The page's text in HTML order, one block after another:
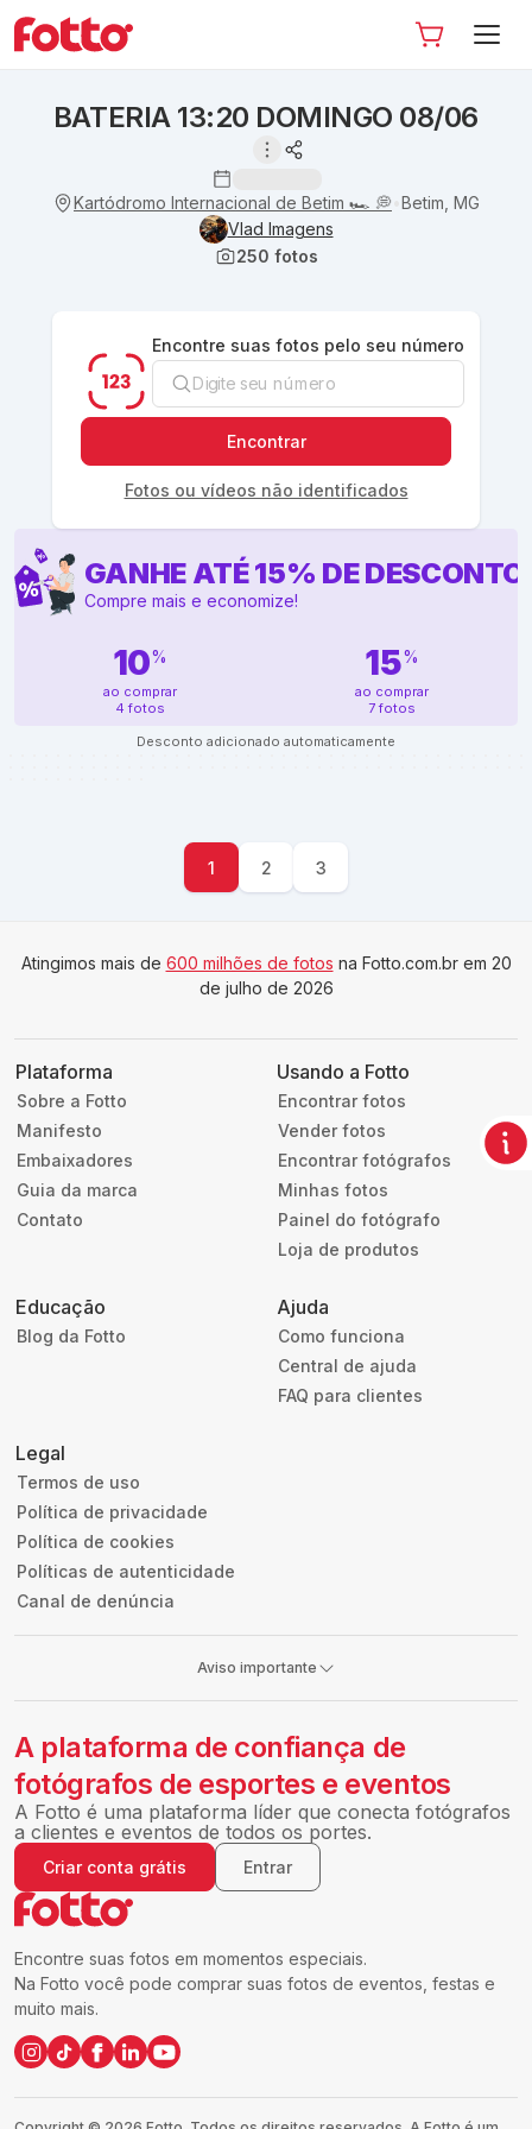
BATERIA 13:20 DOMINGO 08/06
Kartódromo Internacional de Betim 🏎 💭 Betim, MG
Vlad Imagens
250 fotos
Encontre suas fotos pelo seu número
Encontrar
Fotos ou vídeos não identificados
GANHE ATÉ15% DE DESCONTO
Compre mais e economize!
10%
ao comprar
4 fotos
15%
ao comprar
7 fotos
Desconto adicionado automaticamente
1 2 3
Atingimos mais de 600 milhões de fotos na Fotto.com.br em 20
de julho de 2026
Plataforma
Sobre a Fotto
Manifesto
Embaixadores
Guia da marca
Contato
Usando a Fotto
Encontrar fotos
Vender fotos
Encontrar fotógrafos
Minhas fotos
Painel do fotógrafo
Loja de produtos
Educação
Blog da Fotto
Ajuda
Como funciona
Central de ajuda
FAQ para clientes
Legal
Termos de uso
Política de privacidade
Política de cookies
Políticas de autenticidade
Canal de denúncia
Aviso importante
Encontre suas fotos em momentos especiais.
Na Fotto você pode comprar suas fotos de eventos, festas e
muito mais.
A plataforma de confiança de
fotógrafos de esportes e eventos
A Fotto é uma plataforma líder que conecta fotógrafos
a clientes e eventos de todos os portes.
Criar conta grátis Entrar